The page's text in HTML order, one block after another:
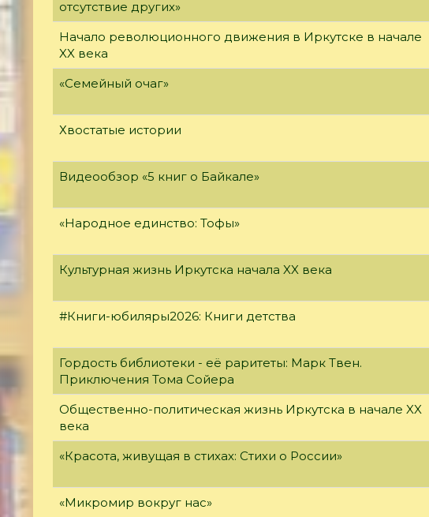
отсутствие других»
Начало революционного движения в Иркутске в начале
XX века
«Семейный очаг»
Хвостатые истории
Видеообзор «5 книг о Байкале»
«Народное единство: Тофы»
Культурная жизнь Иркутска начала XX века
#Книги-юбиляры2026: Книги детства
Гордость библиотеки - её раритеты: Марк Твен.
Приключения Тома Сойера
Общественно-политическая жизнь Иркутска в начале XX
века
«Красота, живущая в стихах: Стихи о России»
«Микромир вокруг нас»